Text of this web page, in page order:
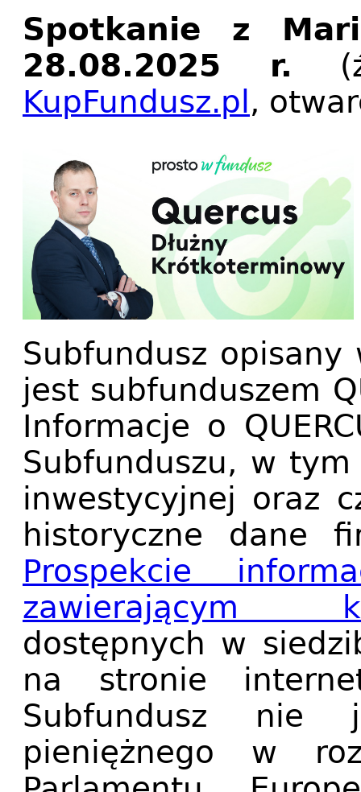
Spotkanie z
28.08.2025 r.
KupFundusz.pl ,
Subfundusz
jest subfunduszem
Informacje o
Subfunduszu, w
inwestycyjnej oraz
historyczne dane
Prospekcie
zawierającym
dostępnych w
na stronie
Subfundusz nie
pieniężnego w